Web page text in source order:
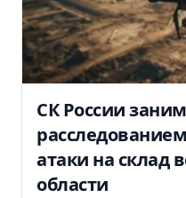
СК России
атаки на склад
области